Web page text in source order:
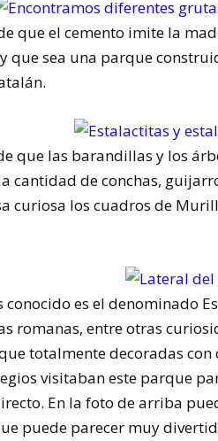
que el cemento imite la
que sea una parque
que las barandillas y los
cantidad de conchas,
curiosa los cuadros de
conocido es el denominado
romanas, entre otras
totalmente decoradas
visitaban este parque
En la foto de arriba
puede parecer muy